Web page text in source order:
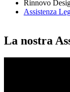
Rinnovo
Assistenza
La nostra